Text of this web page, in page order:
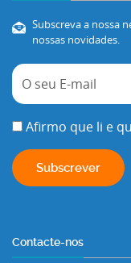
Subscreva a nossa
nossas novidades.
Afirmo que li e
Contacte-nos